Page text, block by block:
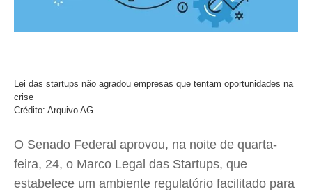
Lei das startups não agradou empresas que tentam oportunidades na
crise
Crédito: Arquivo AG
O Senado Federal aprovou, na noite de quarta-
feira, 24, o Marco Legal das Startups, que
estabelece um ambiente regulatório facilitado para